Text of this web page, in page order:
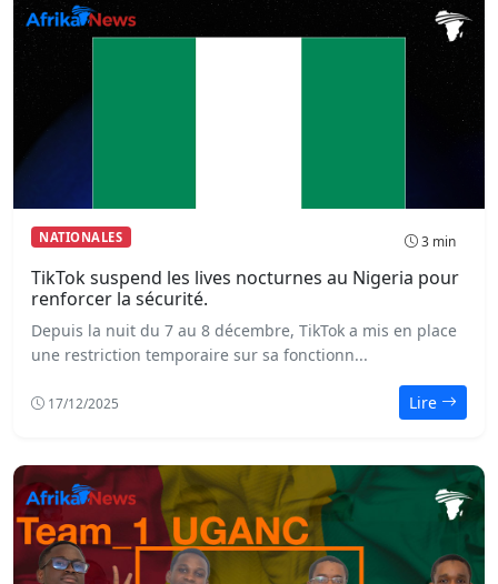
NATIONALES 3 min
TikTok suspend les lives nocturnes au Nigeria pour
renforcer la sécurité.
Depuis la nuit du 7 au 8 décembre, TikTok a mis en place
une restriction temporaire sur sa fonctionn...
17/12/2025 Lire